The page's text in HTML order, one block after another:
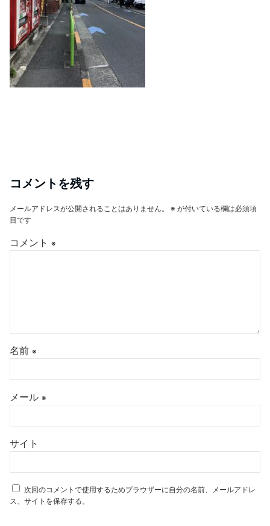
コメントを残す
メールアドレスが公開されることはありません。 ※ が付いている欄は必須項
目です
コメント ※
名前 ※
メール ※
サイト
次回のコメントで使用するためブラウザーに自分の名前、メールアドレ
ス、サイトを保存する。